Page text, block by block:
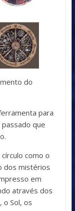
do
para
que
como o
dos mistérios
em
através dos
o Sol, os